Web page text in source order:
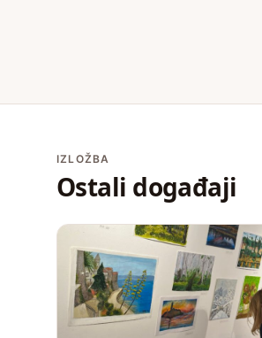
IZLOŽBA
Ostali događaji